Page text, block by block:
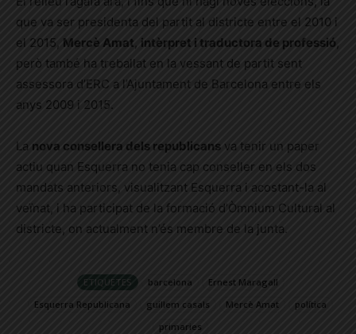
que va ser presidenta del partit al districte entre el 2010 i
el 2015,
Mercè Amat, intèrpret i traductora de professió,
però també ha treballat en la vessant de partit sent
assessora d’ERC a l’Ajuntament de Barcelona entre els
anys 2009 i 2015.
La nova consellera dels republicans va tenir un paper
actiu quan Esquerra no tenia cap conseller en els dos
mandats anteriors, visualitzant Esquerra i acostant-la al
veïnat, i ha participat de la formació d’Òmnium Cultural al
districte, on actualment n’és membre de la junta.
ETIQUETES barcelona
Ernest Maragall
Esquerra Republicana
guillem casals Mercè Amat
política
primaries